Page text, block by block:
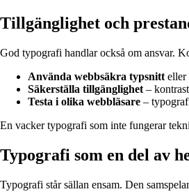
Tillgänglighet och
God typografi handlar också om ansvar.
Använda webbsäkra typsnitt eller
Säkerställa tillgänglighet –
Testa i olika webbläsare –
En vacker typografi som inte fungerar
Typografi som en del av
Typografi står sällan ensam. Den